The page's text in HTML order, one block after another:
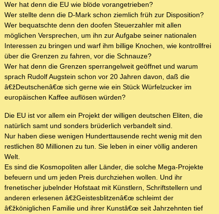
Wer hat denn die EU wie blöde vorangetrieben?
Wer stellte denn die D-Mark schon ziemlich früh zur Disposition?
Wer bequatschte denn den doofen Steuerzahler mit allen
möglichen Versprechen, um ihn zur Aufgabe seiner nationalen
Interessen zu bringen und warf ihm billige Knochen, wie kontrollfrei
über die Grenzen zu fahren, vor die Schnauze?
Wer hat denn die Grenzen sperrangelweit geöffnet und warum
sprach Rudolf Augstein schon vor 20 Jahren davon, daß die
â€žDeutschenâ€œ sich gerne wie ein Stück Würfelzucker im
europäischen Kaffee auflösen würden?
Die EU ist vor allem ein Projekt der willigen deutschen Eliten, die
natürlich samt und sonders brüderlich verbandelt sind.
Nur haben diese wenigen Hunderttausende recht wenig mit den
restlichen 80 Millionen zu tun. Sie leben in einer völlig anderen
Welt.
Es sind die Kosmopoliten aller Länder, die solche Mega-Projekte
befeuern und um jeden Preis durchziehen wollen. Und ihr
frenetischer jubelnder Hofstaat mit Künstlern, Schriftstellern und
anderen erlesenen â€žGeistesblitzenâ€œ schleimt der
â€žköniglichen Familie und ihrer Kunstâ€œ seit Jahrzehnten tief